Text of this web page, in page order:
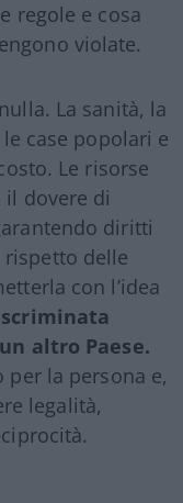
regole e cosa
violate.
La sanità, la
case popolari e
Le risorse
dovere di
diritti
delle
con l’idea
altro Paese.
per la persona e,
legalità,